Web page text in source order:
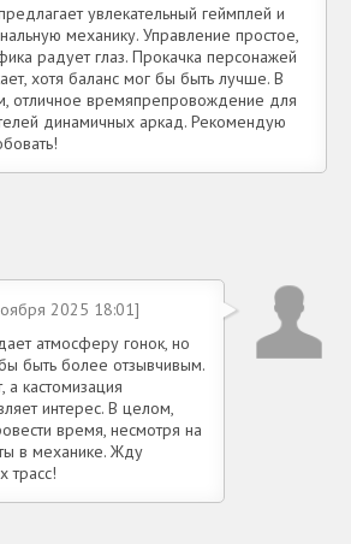
увлекательный геймплей и
механику. Управление простое,
радует глаз. Прокачка персонажей
хотя баланс мог бы быть лучше. В
отличное времяпрепровождение для
динамичных аркад. Рекомендую
2025 18:01]
атмосферу гонок, но
быть более отзывчивым.
а кастомизация
интерес. В целом,
время, несмотря на
в механике. Жду
трасс!